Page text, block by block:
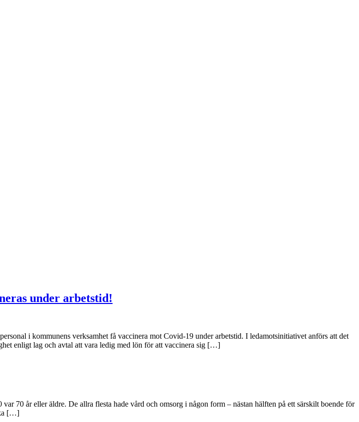
under arbetstid!
i kommunens verksamhet få vaccinera mot Covid-19 under arbetstid. I ledamotsinitiativet anförs att det
enligt lag och avtal att vara ledig med lön för att vaccinera sig […]
70 år eller äldre. De allra flesta hade vård och omsorg i någon form – nästan hälften på ett särskilt boende för
[…]